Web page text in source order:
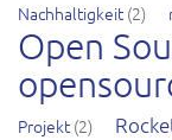
Nachhaltigkeit(2)
Open
Projekt(2)